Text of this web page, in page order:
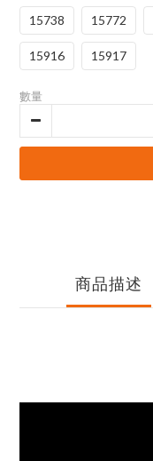
15738 15772
15916 15917
數量
商品描述